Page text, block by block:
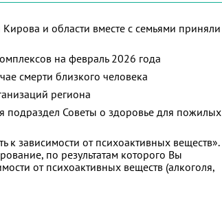
и области вместе с семьями приняли
на февраль 2026 года
смерти близкого человека
региона
подраздел Советы о здоровье для пожилых
к зависимости от психоактивных веществ».
по результатам которого Вы
от психоактивных веществ (алкоголя,